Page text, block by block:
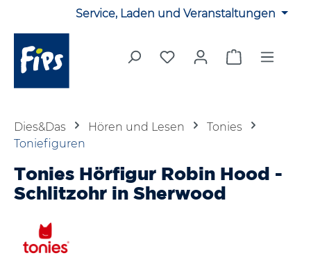
Zum Hauptinhalt springenService, Laden und Veranstaltungen
Du hast 0 Produkte auf
Warenkorb
Dies&Das Hören und Lesen
Tonies
Toniefiguren
Tonies Hörfigur Robin Hood -
Schlitzohr in Sherwood